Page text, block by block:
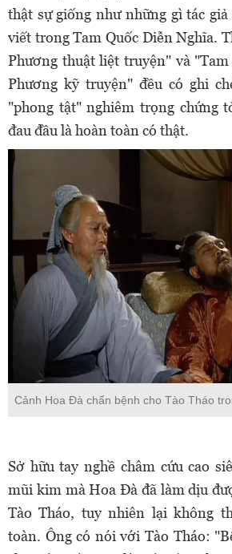
thật sự giống như những gì tác
viết trong Tam Quốc Diễn Nghĩa.
Phương thuật liệt truyện" và
Phương kỹ truyện" đều có ghi
"phong tật" nghiêm trọng chứng
đau đầu là hoàn toàn có thật.
Cảnh Hoa Đà chẩn bệnh cho Tào Tháo
Sở hữu tay nghề châm cứu cao
mũi kim mà Hoa Đà đã làm dịu
Tào Tháo, tuy nhiên lại không
toàn. Ông có nói với Tào Tháo: